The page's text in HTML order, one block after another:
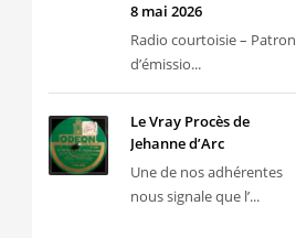
8 mai 2026
Radio courtoisie – Patron
d’émissio...
Le Vray Procès de
Jehanne d’Arc
Une de nos adhérentes
nous signale que l’...